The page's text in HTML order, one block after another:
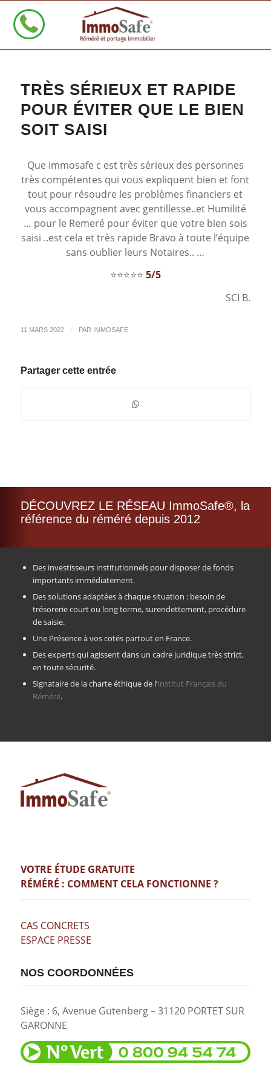
TRÈS SÉRIEUX ET RAPIDE
POUR ÉVITER QUE LE BIEN
SOIT SAISI
Que immosafe c est très sérieux des personnes
très compétentes qui vous expliquent bien et font
tout pour résoudre les problèmes financiers et
vous accompagnent avec gentillesse..et Humilité
… pour le Remeré pour éviter que votre bien sois
saisi ..est cela et très rapide Bravo à toute l’équipe
sans oublier leurs Notaires.. …
⭐⭐⭐⭐⭐ 5/5
SCI B.
11 MARS 2022 / PAR IMMOSAFE
Partager cette entrée
DÉCOUVREZ LE RÉSEAU ImmoSafe®, la
référence du réméré depuis 2012
Des investisseurs institutionnels pour disposer de fonds
importants immédiatement.
Des solutions adaptées à chaque situation : besoin de
trésorerie court ou long terme, surendettement, procédure
de saisie.
Une Présence à vos cotés partout en France.
Des experts qui agissent dans un cadre juridique très strict,
en toute sécurité.
Signataire de la charte éthique de l’Institut Français du
Réméré.
VOTRE ÉTUDE GRATUITE
RÉMÉRÉ : COMMENT CELA FONCTIONNE ?
CAS CONCRETS
ESPACE PRESSE
NOS COORDONNÉES
Siège : 6, Avenue Gutenberg – 31120 PORTET SUR
GARONNE